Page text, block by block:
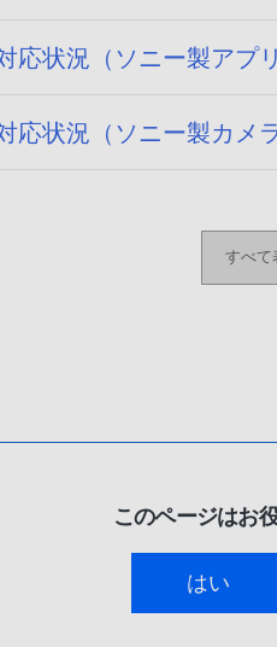
応状況（ソニー製アプ
応状況（ソニー製カメ
すべて
このページはお
はい